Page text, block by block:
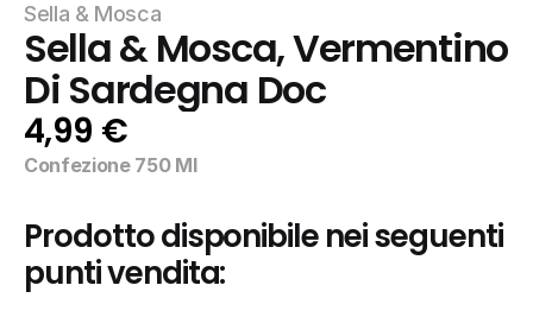
Sella & Mosca
Sella & Mosca, Vermentino
Di Sardegna Doc
4,99 €
Confezione 750 Ml
Prodotto disponibile nei seguenti
punti vendita: